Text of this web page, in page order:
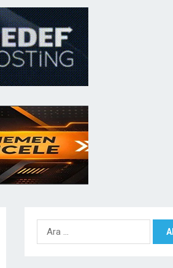
Arama: